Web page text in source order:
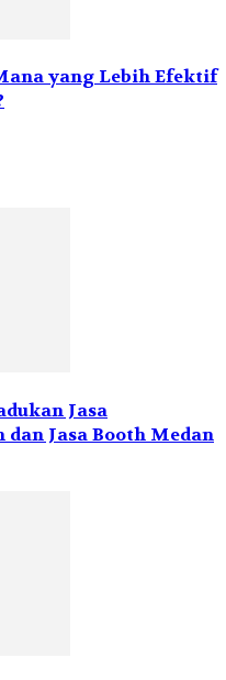
yang Lebih Efektif
Jasa
Jasa Booth Medan